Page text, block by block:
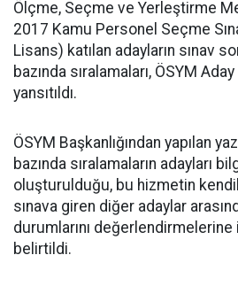
Ölçme, Seçme ve Yerleştirme
2017 Kamu Personel Seçme
Lisans) katılan adayların sınav
bazında sıralamaları, ÖSYM
yansıtıldı.
ÖSYM Başkanlığından yapılan
bazında sıralamaların adayları
oluşturulduğu, bu hizmetin
sınava giren diğer adaylar
durumlarını
belirtildi.